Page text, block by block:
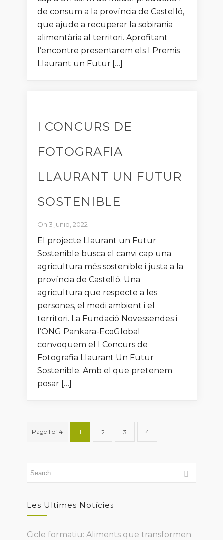
de consum a la província de Castelló,
que ajude a recuperar la sobirania
alimentària al territori. Aprofitant
l’encontre presentarem els I Premis
Llaurant un Futur […]
I CONCURS DE
FOTOGRAFIA
LLAURANT UN FUTUR
SOSTENIBLE
On 3 junio, 2022
El projecte Llaurant un Futur
Sostenible busca el canvi cap una
agricultura més sostenible i justa a la
província de Castelló. Una
agricultura que respecte a les
persones, el medi ambient i el
territori. La Fundació Novessendes i
l’ONG Pankara-EcoGlobal
convoquem el I Concurs de
Fotografia Llaurant Un Futur
Sostenible. Amb el que pretenem
posar […]
Page 1 of 4 1 2 3 4
Les Ultimes Notícies
Cicle formatiu: Aliments que transformen